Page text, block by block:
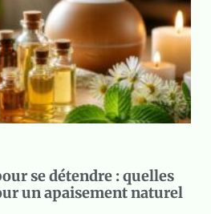
se détendre : quelles
un apaisement naturel